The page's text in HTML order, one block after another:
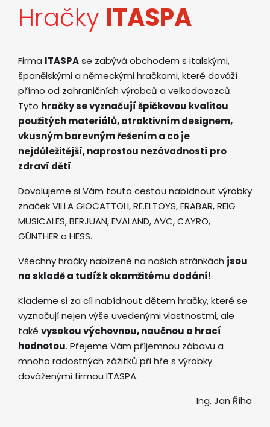
Hračky ITASPA
Firma ITASPAse zabývá obchodem s italskými,
španělskými a německými hračkami, které dováží
přímo od zahraničních výrobců a velkodovozců.
Tyto hračky se vyznačují špičkovou kvalitou
použitých materiálů, atraktivním designem,
vkusným barevným řešením a co je
nejdůležitější, naprostou nezávadností pro
zdraví dětí.
Dovolujeme si Vám touto cestou nabídnout výrobky
značek VILLA GIOCATTOLI, RE.ELTOYS, FRABAR, REIG
MUSICALES, BERJUAN, EVALAND, AVC, CAYRO,
GÜNTHER a HESS.
Všechny hračky nabízené na našich stránkách jsou
na skladě a tudíž k okamžitému dodání!
Klademe si za cíl nabídnout dětem hračky, které se
vyznačují nejen výše uvedenými vlastnostmi, ale
také vysokou výchovnou, naučnou a hrací
hodnotou. Přejeme Vám příjemnou zábavu a
mnoho radostných zážitků při hře s výrobky
dováženými firmou ITASPA.
Ing. Jan Říha